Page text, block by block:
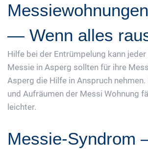
— Wenn alles
Hilfe bei der Entrümpelung kann jeder
Messie in Asperg sollten für ihre
Asperg die Hilfe in Anspruch
und Aufräumen der Messi Wohnung
leichter.
Messie-Syndrom